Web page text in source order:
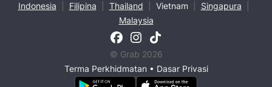
Indonesia Filipina Thailand Vietnam Singapura
Malaysia
© Grab 2026
Terma Perkhidmatan• Dasar Privasi